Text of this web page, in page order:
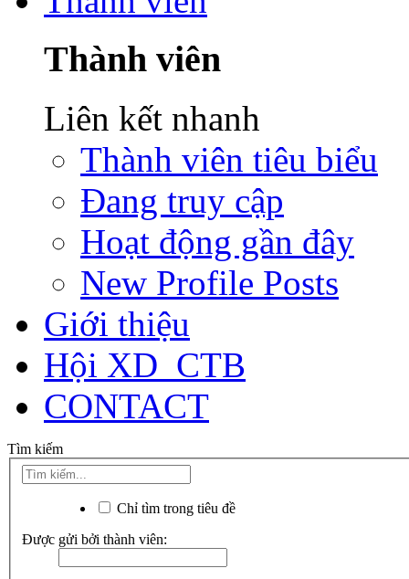
Thành viên
Liên kết nhanh
Thành viên tiêu biểu
Đang truy cập
Hoạt động gần đây
New Profile Posts
Giới thiệu
Hội XD_CTB
CONTACT
Tìm kiếm
Chỉ tìm trong tiêu đề
Được gửi bởi thành viên: